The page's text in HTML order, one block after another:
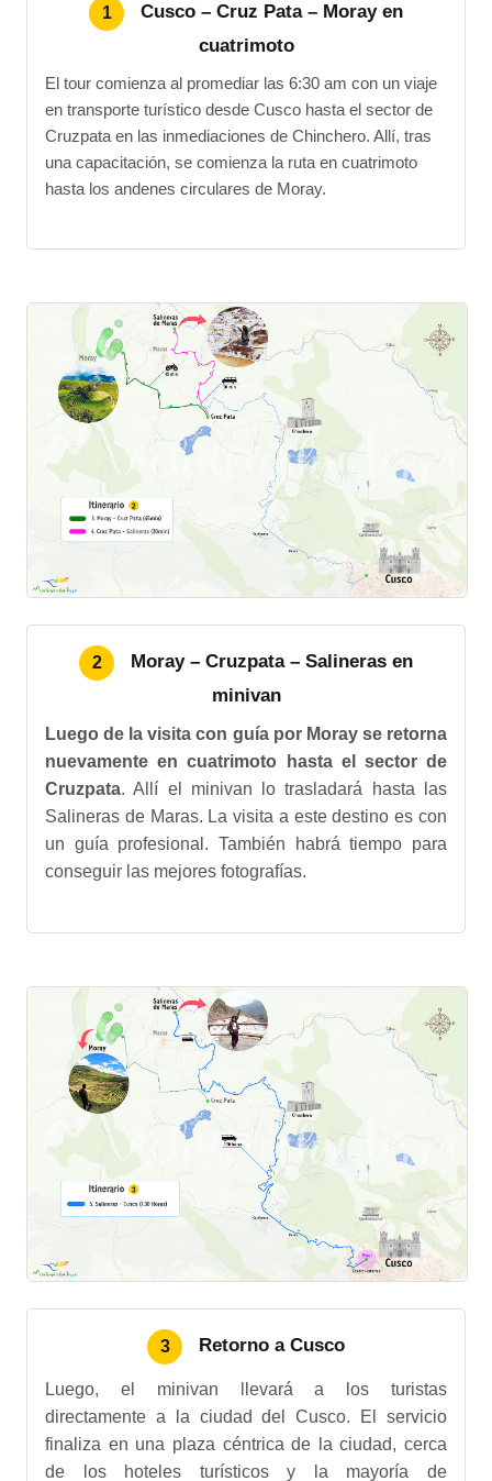
1
Cusco – Cruz Pata – Moray en
cuatrimoto
El tour comienza al promediar las 6:30 am con un viaje
en transporte turístico desde Cusco hasta el sector de
Cruzpata en las inmediaciones de Chinchero. Allí, tras
una capacitación, se comienza la ruta en cuatrimoto
hasta los andenes circulares de Moray.
2
Moray – Cruzpata – Salineras en
minivan
Luego de la visita con guía por Moray se retorna
nuevamente en cuatrimoto hasta el sector de
Cruzpata. Allí el minivan lo trasladará hasta las
Salineras de Maras. La visita a este destino es con
un guía profesional. También habrá tiempo para
conseguir las mejores fotografías.
3 Retorno a Cusco
Luego, el minivan llevará a los turistas
directamente a la ciudad del Cusco. El servicio
finaliza en una plaza céntrica de la ciudad, cerca
de los hoteles turísticos y la mayoría de